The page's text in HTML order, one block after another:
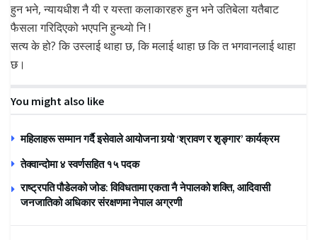
हुन भने, न्यायधीश नै यी र यस्ता कलाकारहरु हुन भने उतिबेला यतैबाट
फैसला गरिदिएको भएपनि हुन्थ्यो नि !
सत्य के हो? कि उस्लाई थाहा छ, कि मलाई थाहा छ कि त भगवानलाई थाहा
छ।
You might also like
महिलाहरू सम्मान गर्दै इसेवाले आयोजना गर्‍यो ‘श्रावण र शृङ्गार’ कार्यक्रम
तेक्वान्दोमा ४ स्वर्णसहित १५ पदक
राष्ट्रपति पौडेलको जोड: विविधतामा एकता नै नेपालको शक्ति, आदिवासी
जनजातिको अधिकार संरक्षणमा नेपाल अग्रणी